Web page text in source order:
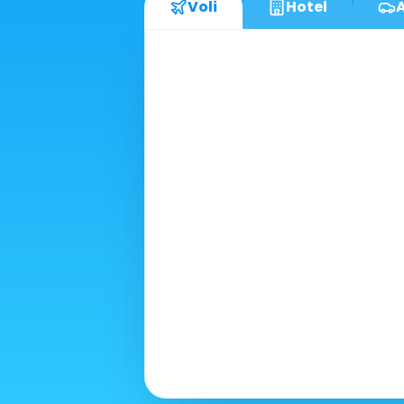
Voli Hotel